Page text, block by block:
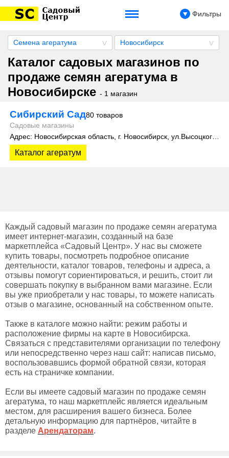
Фильтры
Семена агератума Новосибирск
Каталог садовых магазинов по
продаже семян агератума в
Новосибирске - 1 магазин
Сибирский Сад80 товаров
Садовые магазины
Каталог агератум
Каждый садовый магазин по продаже семян агератума
имеет интернет-магазин, созданный на базе
маркетплейса «Садовый Центр». У нас вы сможете
купить товары, посмотреть подробное описание
деятельности, каталог товаров, телефоны и адреса, а
отзывы помогут сориентироваться, и решить, стоит ли
совершать покупку в выбранном вами магазине. Если
вы уже приобретали у нас товары, то можете написать
отзыв о магазине, основанный на собственном опыте.
Также в каталоге можно найти: режим работы и
расположение фирмы на карте в Новосибирска.
Связаться с представителями организации по телефону
или непосредственно через наш сайт: написав письмо,
воспользовавшись формой обратной связи, которая
есть на страничке компании.
Если вы имеете садовый магазин по продаже семян
агератума, то наш маркетплейс является идеальным
местом, для расширения вашего бизнеса. Более
детальную информацию для партнёров, читайте в
разделе Арендаторам.